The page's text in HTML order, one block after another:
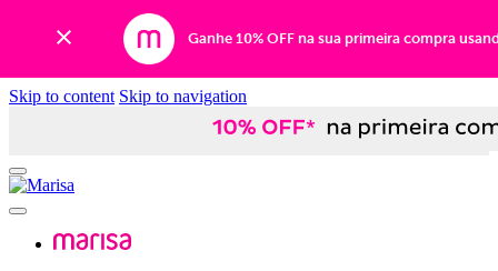
Ganhe 10% OFF na sua primeira compra
Skip to content Skip to navigation